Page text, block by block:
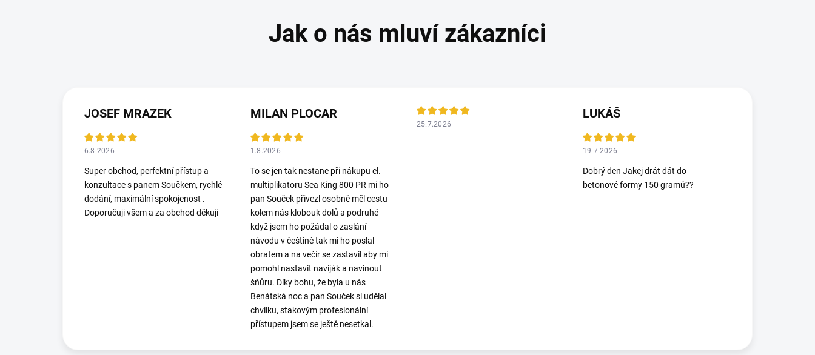
JOSEF MRAZEK
6.8.2026
Super obchod, perfektní přístup a
konzultace s panem Součkem, rychlé
dodání, maximální spokojenost .
Doporučuji všem a za obchod děkuji
MILAN PLOCAR
1.8.2026
To se jen tak nestane při nákupu el.
multiplikatoru Sea King 800 PR mi ho
pan Souček přivezl osobně měl cestu
kolem nás klobouk dolů a podruhé
když jsem ho požádal o zaslání
návodu v češtině tak mi ho poslal
obratem a na večír se zastavil aby mi
pomohl nastavit naviják a navinout
šňůru. Díky bohu, že byla u nás
Benátská noc a pan Souček si udělal
chvilku, stakovým profesionální
přístupem jsem se ještě nesetkal.
25.7.2026
LUKÁŠ
19.7.2026
Dobrý den Jakej drát dát do
betonové formy 150 gramů??